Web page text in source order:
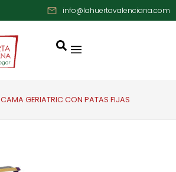
info@lahuertavalenciana.com
CAMA GERIATRIC CON PATAS FIJAS